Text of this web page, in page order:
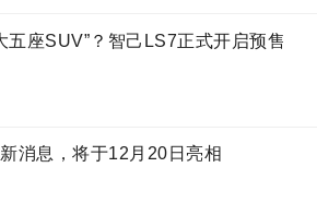
五座SUV”？智己LS7正式开启预售
消息，将于12月20日亮相